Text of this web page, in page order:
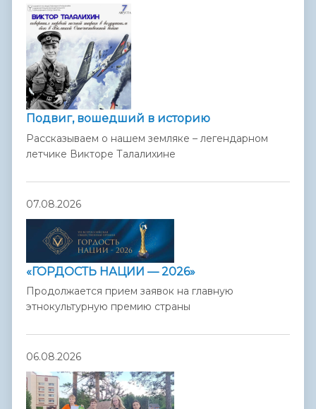
Подвиг, вошедший в историю
Рассказываем о нашем земляке – легендарном
летчике Викторе Талалихине
07.08.2026
«ГОРДОСТЬ НАЦИИ — 2026»
Продолжается прием заявок на главную
этнокультурную премию страны
06.08.2026